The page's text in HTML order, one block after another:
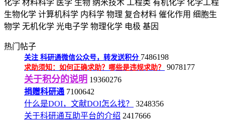
化学 材料科学 医学 生物 纳米技术 工程类 有机化学 化学工程
生物化学 计算机科学 内科学 物理 复合材料 催化作用 细胞生
物学 无机化学 光电子学 物理化学 电极 基因
热门帖子
关注 科研通微信公众号，转发送积分 7486198
求助须知：如何正确求助？哪些是违规求助？ 9078177
关于积分的说明 19360276
捐赠科研通 7100642
什么是DOI，文献DOI怎么找？
3248356
关于科研通互助平台的介绍 2417666